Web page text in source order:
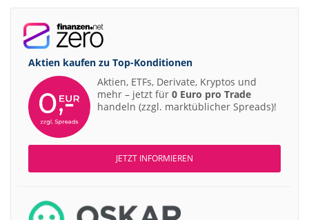
Aktien kaufen zu Top-Konditionen
Aktien, ETFs, Derivate, Kryptos und
mehr – jetzt für 0 Euro pro Trade
handeln (zzgl. marktüblicher Spreads)!
JETZT INFORMIEREN